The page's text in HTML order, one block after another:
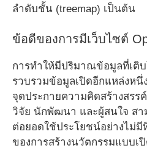
ลำดับชั้น (treemap) เป็นต้น
ข้อดีของการมีเว็บไซต์
การทำให้มีปริมาณข้อมูลที่เติ
รวบรวมข้อมูลเปิดอีกแหล่งหนึ่
จุดประกายความคิดสร้างสร
วิจัย นักพัฒนา และผู้สนใจ ส
ต่อยอดใช้ประโยชน์อย่างไม่
ของการสร้างนวัตกรรมแบบเ